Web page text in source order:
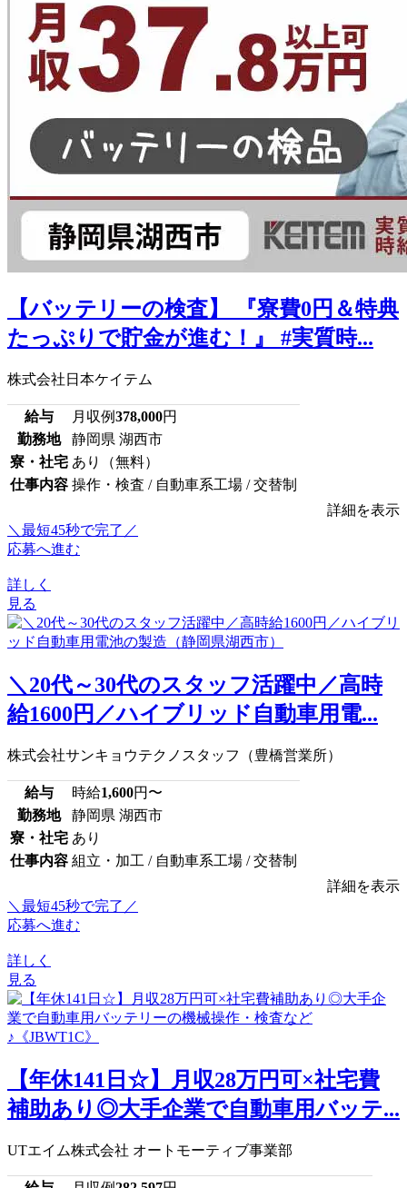
【バッテリーの検査】 『寮費0円＆特典
たっぷりで貯金が進む！』 #実質時...
株式会社日本ケイテム
給与 月収例378,000円
勤務地
静岡県 湖西市
寮・社宅 あり（無料）
仕事内容 操作・検査 / 自動車系工場 / 交替制
詳細を表示
＼最短45秒で完了／
応募へ進む
詳しく
見る
＼20代～30代のスタッフ活躍中／高時
給1600円／ハイブリッド自動車用電...
株式会社サンキョウテクノスタッフ（豊橋営業所）
給与 時給1,600円〜
勤務地
静岡県 湖西市
寮・社宅 あり
仕事内容 組立・加工 / 自動車系工場 / 交替制
詳細を表示
＼最短45秒で完了／
応募へ進む
詳しく
見る
【年休141日☆】月収28万円可×社宅費
補助あり◎大手企業で自動車用バッテ...
UTエイム株式会社 オートモーティブ事業部